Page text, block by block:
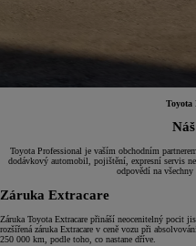
Toyota
Toyota Professional je vaším obchodním
dodávkový automobil, pojištění, expresní servis
odpovědí na
Záruka Extracare
Záruka Toyota Extracare přináší neocenitelný pocit
rozšířená záruka Extracare v ceně vozu při
250 000 km, podle toho, co nastane dříve.